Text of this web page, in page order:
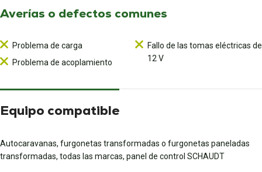
Averías o defectos comunes
Problema de carga
Problema de acoplamiento
Fallo de las tomas eléctricas de
12 V
Equipo compatible
Autocaravanas, furgonetas transformadas o furgonetas paneladas
transformadas, todas las marcas, panel de control SCHAUDT